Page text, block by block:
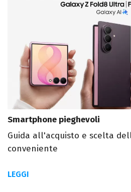
Smartphone pieghevoli
Guida all'acquisto e scelta
conveniente
LEGGI